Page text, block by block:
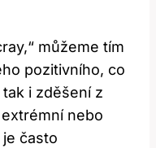
můžeme tím
pozitivního, co
i zděšení z
nebo
často